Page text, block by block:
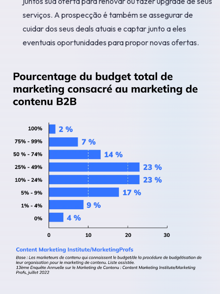
serviços. A prospecção é também se assegurar de
cuidar dos seus deals atuais e captar junto a eles
eventuais oportunidades para propor novas ofertas.